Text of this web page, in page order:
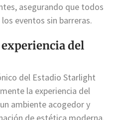
asegurando que todos
eventos sin barreras.
del
del Estadio Starlight
la experiencia del
ambiente acogedor y